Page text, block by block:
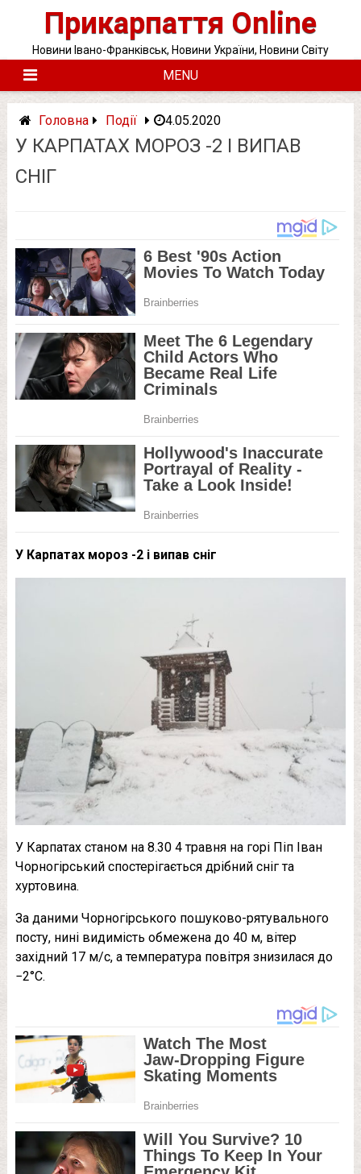
Прикарпаття Online
Новини Івано-Франківськ, Новини України, Новини Світу
MENU
Головна Події 4.05.2020
У КАРПАТАХ МОРОЗ -2 І ВИПАВ
СНІГ
У Карпатах мороз -2 і випав сніг
У Карпатах станом на 8.30 4 травня на горі Піп Іван
Чорногірський спостерігається дрібний сніг та
хуртовина.
За даними Чорногірського пошуково-рятувального
посту, нині видимість обмежена до 40 м, вітер
західний 17 м/с, а температура повітря знизилася до
−2°С.